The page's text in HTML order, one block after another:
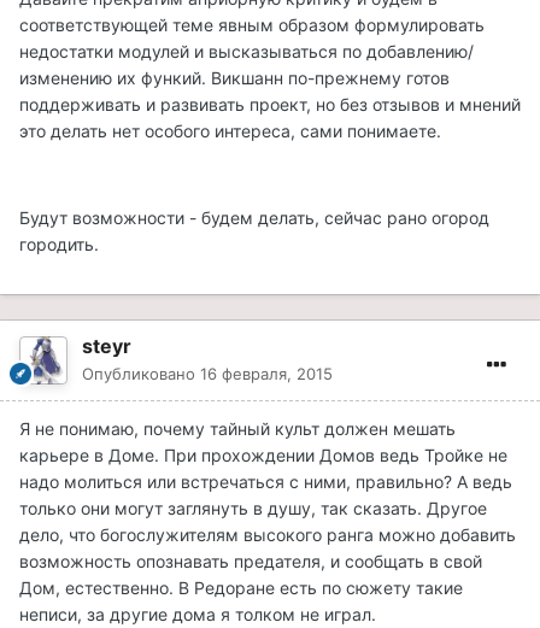
соответствующей теме явным образом формулировать
недостатки модулей и высказываться по добавлению/
изменению их функий. Викшанн по-прежнему готов
поддерживать и развивать проект, но без отзывов и мнений
это делать нет особого интереса, сами понимаете.
Будут возможности - будем делать, сейчас рано огород
городить.
steyr
Опубликовано 16 февраля, 2015
Я не понимаю, почему тайный культ должен мешать
карьере в Доме. При прохождении Домов ведь Тройке не
надо молиться или встречаться с ними, правильно? А ведь
только они могут заглянуть в душу, так сказать. Другое
дело, что богослужителям высокого ранга можно добавить
возможность опознавать предателя, и сообщать в свой
Дом, естественно. В Редоране есть по сюжету такие
неписи, за другие дома я толком не играл.